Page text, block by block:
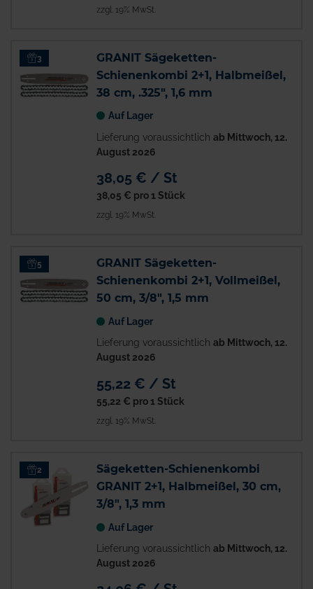
zzgl. 19% MwSt.
3
GRANIT Sägeketten-
Schienenkombi 2+1, Halbmeißel,
38 cm, .325", 1,6 mm
Auf Lager
Lieferung voraussichtlich ab Mittwoch, 12.
August 2026
38,05 € / St
38,05 € pro 1 Stück
zzgl. 19% MwSt.
5
GRANIT Sägeketten-
Schienenkombi 2+1, Vollmeißel,
50 cm, 3/8", 1,5 mm
Auf Lager
Lieferung voraussichtlich ab Mittwoch, 12.
August 2026
55,22 € / St
55,22 € pro 1 Stück
zzgl. 19% MwSt.
2
Sägeketten-Schienenkombi
GRANIT 2+1, Halbmeißel, 30 cm,
3/8", 1,3 mm
Auf Lager
Lieferung voraussichtlich ab Mittwoch, 12.
August 2026